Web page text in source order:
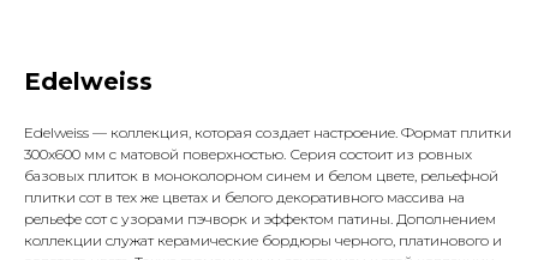
Edelweiss
Edelweiss — коллекция, которая создает настроение. Формат плитки
300х600 мм с матовой поверхностью. Серия состоит из ровных
базовых плиток в моноколорном синем и белом цвете, рельефной
плитки сот в тех же цветах и белого декоративного массива на
рельефе сот с узорами пэчворк и эффектом патины. Дополнением
коллекции служат керамические бордюры черного, платинового и